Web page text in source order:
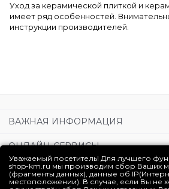
Уход за керамической плиткой и
имеет ряд особенностей.
инструкции производителей.
ВАЖНАЯ ИНФОРМАЦИЯ
ОНЛАЙН-СЕРВИСЫ
УСЛУГИ
Уважаемый посетитель! Для лучшего
shop-km.ru мы производим сбор Ваших
(фрагменты данных), данные об
местоположении). В случае, если Вы не